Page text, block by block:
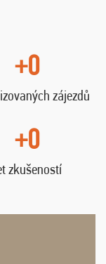
+0
zájezdů
+0
zkušeností